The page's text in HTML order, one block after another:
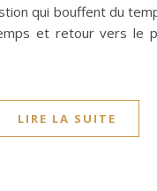
qui bouffent du
et retour vers le
LIRE LA SUITE